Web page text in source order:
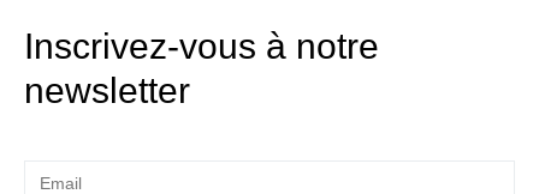
Inscrivez-vous à notre
newsletter